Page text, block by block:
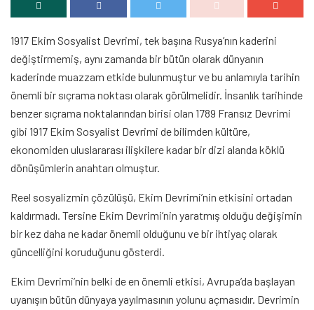
1917 Ekim Sosyalist Devrimi, tek başına Rusya’nın kaderini
değiştirmemiş, aynı zamanda bir bütün olarak dünyanın
kaderinde muazzam etkide bulunmuştur ve bu anlamıyla tarihin
önemli bir sıçrama noktası olarak görülmelidir. İnsanlık tarihinde
benzer sıçrama noktalarından birisi olan 1789 Fransız Devrimi
gibi 1917 Ekim Sosyalist Devrimi de bilimden kültüre,
ekonomiden uluslararası ilişkilere kadar bir dizi alanda köklü
dönüşümlerin anahtarı olmuştur.
Reel sosyalizmin çözülüşü, Ekim Devrimi’nin etkisini ortadan
kaldırmadı. Tersine Ekim Devrimi’nin yaratmış olduğu değişimin
bir kez daha ne kadar önemli olduğunu ve bir ihtiyaç olarak
güncelliğini koruduğunu gösterdi.
Ekim Devrimi’nin belki de en önemli etkisi, Avrupa’da başlayan
uyanışın bütün dünyaya yayılmasının yolunu açmasıdır. Devrimin